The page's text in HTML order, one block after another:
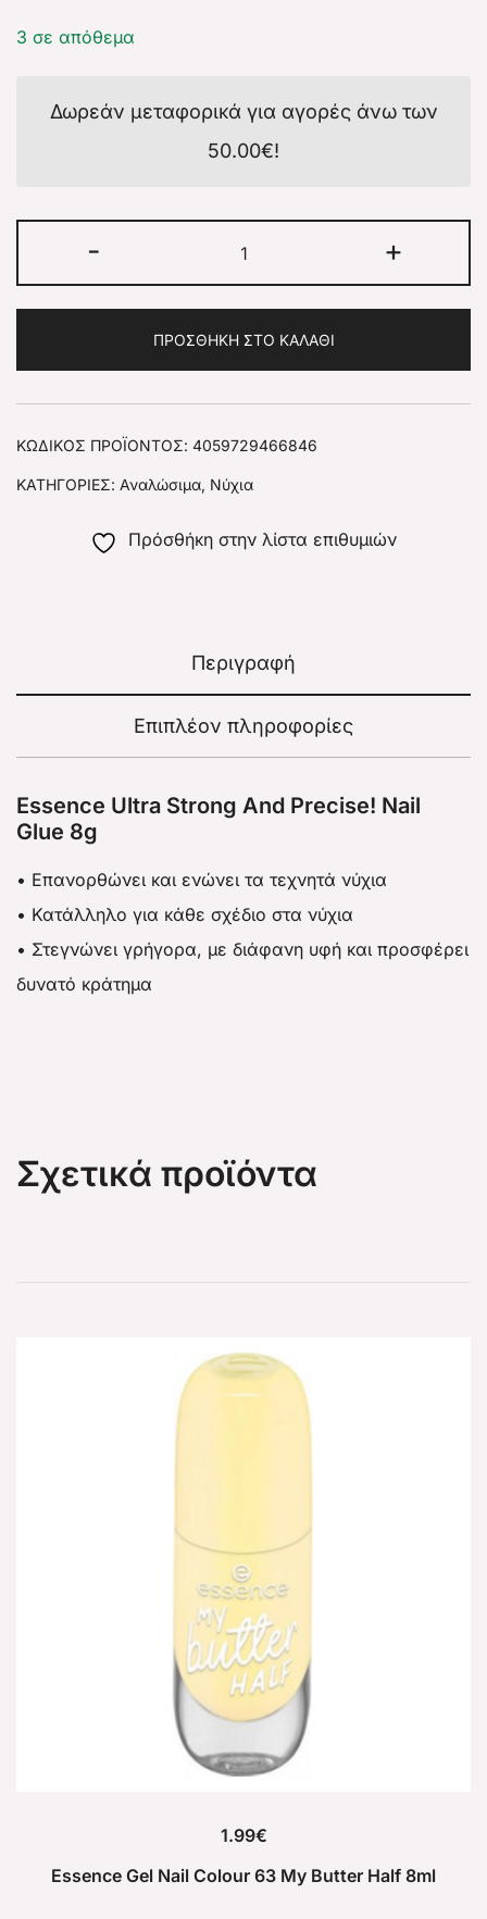
3 σε απόθεμα
Δωρεάν μεταφορικά για αγορές άνω των
50.00€!
- +
ΠΡΟΣΘΉΚΗ ΣΤΟ ΚΑΛΆΘΙ
ΚΩΔΙΚΌΣ ΠΡΟΪΌΝΤΟΣ: 4059729466846
ΚΑΤΗΓΟΡΊΕΣ: Αναλώσιμα, Νύχια
Πρόσθήκη στην λίστα επιθυμιών
Περιγραφή
Επιπλέον πληροφορίες
Essence Ultra Strong And Precise! Nail
Glue 8g
• Επανορθώνει και ενώνει τα τεχνητά νύχια
• Κατάλληλο για κάθε σχέδιο στα νύχια
• Στεγνώνει γρήγορα, με διάφανη υφή και προσφέρει
δυνατό κράτημα
Σχετικά προϊόντα
1.99€
Essence Gel Nail Colour 63 My Butter Half 8ml